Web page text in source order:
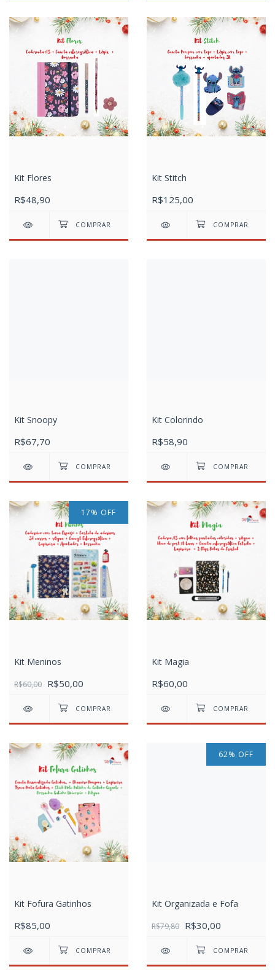
Kit Flores
R$48,90
Kit Stitch
R$125,00
Kit Snoopy
R$67,70
Kit Colorindo
R$58,90
17% OFF
Kit Meninos
R$60,00 R$50,00
Kit Magia
R$60,00
Kit Fofura Gatinhos
R$85,00
62% OFF
Kit Organizada e Fofa
R$79,80 R$30,00